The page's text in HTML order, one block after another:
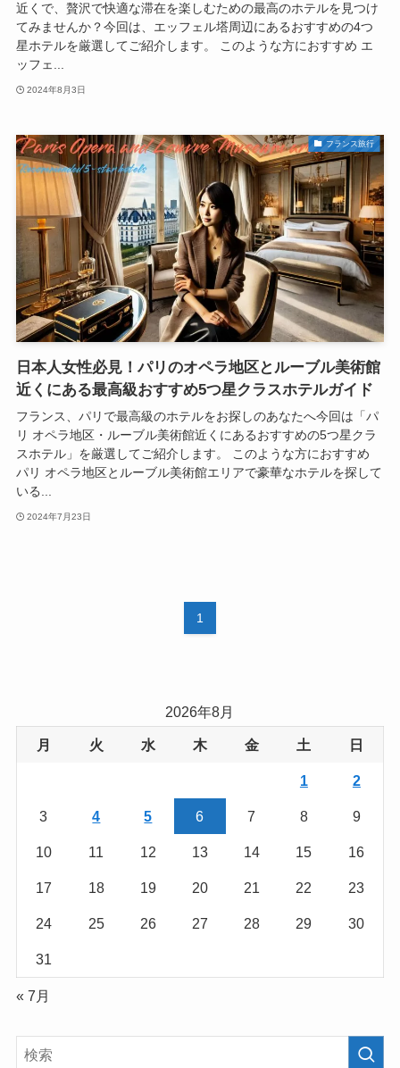
近くで、贅沢で快適な滞在を楽しむための最高のホテルを見つけ
てみませんか？今回は、エッフェル塔周辺にあるおすすめの4つ
星ホテルを厳選してご紹介します。 このような方におすすめ エ
ッフェ...
2024年8月3日
フランス旅行
日本人女性必見！パリのオペラ地区とルーブル美術館
近くにある最高級おすすめ5つ星クラスホテルガイド
フランス、パリで最高級のホテルをお探しのあなたへ今回は「パ
リ オペラ地区・ルーブル美術館近くにあるおすすめの5つ星クラ
スホテル」を厳選してご紹介します。 このような方におすすめ
パリ オペラ地区とルーブル美術館エリアで豪華なホテルを探して
いる...
2024年7月23日
1
2026年8月
月 火 水 木 金 土 日
1 2
3 4 5 6 7 8 9
10 11 12 13 14 15 16
17 18 19 20 21 22 23
24 25 26 27 28 29 30
31
« 7月